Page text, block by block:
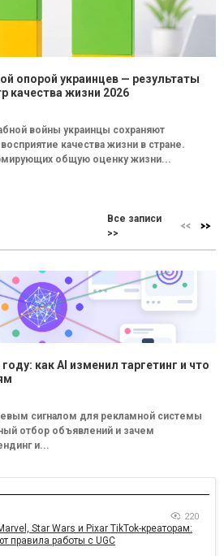
опорой украинцев — результаты
качества жизни 2026
войны украинцы сохраняют
качества жизни в стране.
общую оценку жизни...
Все записи
>>
как AI изменил таргетинг и что
сигналом для рекламной системы
отбор объявлений и зачем
и...
220
Star Wars и Pixar TikTok-креаторам:
правила работы с UGC